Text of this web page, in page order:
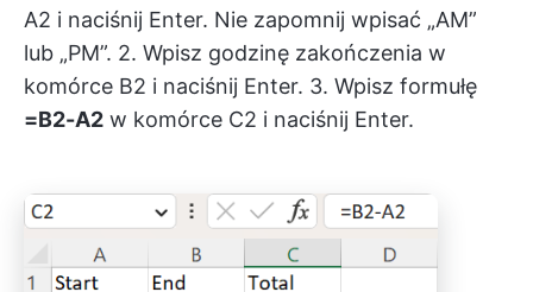
A2 i naciśnij Enter. Nie zapomnij wpisać „AM”
lub „PM”. 2. Wpisz godzinę zakończenia w
komórce B2 i naciśnij Enter. 3. Wpisz formułę
=B2-A2 w komórce C2 i naciśnij Enter.